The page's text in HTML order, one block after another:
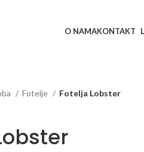
O NAMAKONTAKT
Fotelje
Fotelja Lobster